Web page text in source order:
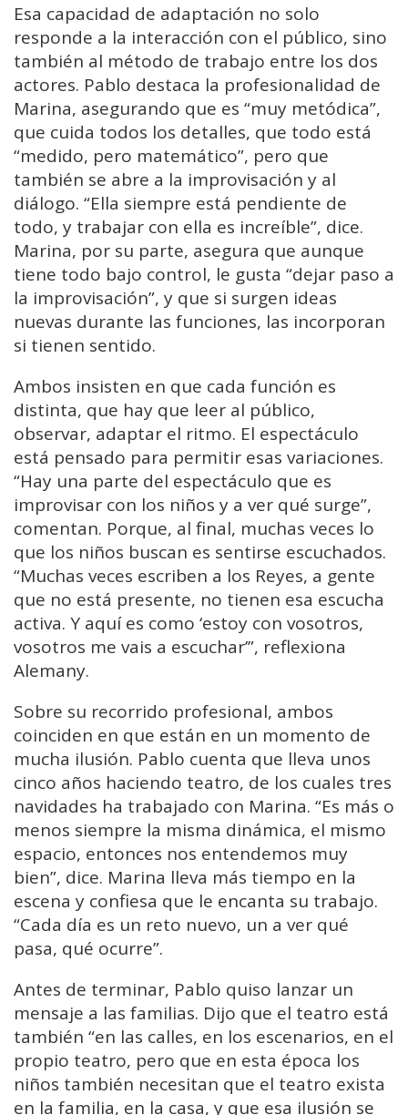
Esa capacidad de adaptación no solo
responde a la interacción con el público, sino
también al método de trabajo entre los dos
actores. Pablo destaca la profesionalidad de
Marina, asegurando que es “muy metódica”,
que cuida todos los detalles, que todo está
“medido, pero matemático”, pero que
también se abre a la improvisación y al
diálogo. “Ella siempre está pendiente de
todo, y trabajar con ella es increíble”, dice.
Marina, por su parte, asegura que aunque
tiene todo bajo control, le gusta “dejar paso a
la improvisación”, y que si surgen ideas
nuevas durante las funciones, las incorporan
si tienen sentido.
Ambos insisten en que cada función es
distinta, que hay que leer al público,
observar, adaptar el ritmo. El espectáculo
está pensado para permitir esas variaciones.
“Hay una parte del espectáculo que es
improvisar con los niños y a ver qué surge”,
comentan. Porque, al final, muchas veces lo
que los niños buscan es sentirse escuchados.
“Muchas veces escriben a los Reyes, a gente
que no está presente, no tienen esa escucha
activa. Y aquí es como ‘estoy con vosotros,
vosotros me vais a escuchar’”, reflexiona
Alemany.
Sobre su recorrido profesional, ambos
coinciden en que están en un momento de
mucha ilusión. Pablo cuenta que lleva unos
cinco años haciendo teatro, de los cuales tres
navidades ha trabajado con Marina. “Es más o
menos siempre la misma dinámica, el mismo
espacio, entonces nos entendemos muy
bien”, dice. Marina lleva más tiempo en la
escena y confiesa que le encanta su trabajo.
“Cada día es un reto nuevo, un a ver qué
pasa, qué ocurre”.
Antes de terminar, Pablo quiso lanzar un
mensaje a las familias. Dijo que el teatro está
también “en las calles, en los escenarios, en el
propio teatro, pero que en esta época los
niños también necesitan que el teatro exista
en la familia, en la casa, y que esa ilusión se